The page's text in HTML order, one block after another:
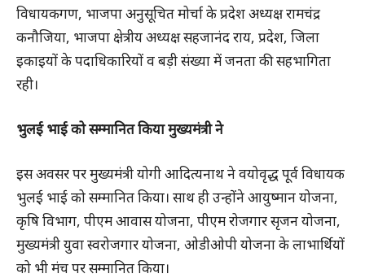
विधायकगण, भाजपा अनुसूचित मोर्चा के प्रदेश अध्यक्ष रामचंद्र
कनौजिया, भाजपा क्षेत्रीय अध्यक्ष सहजानंद राय, प्रदेश, जिला
इकाइयों के पदाधिकारियों व बड़ी संख्या में जनता की सहभागिता
रही।
भुलई भाई को सम्मानित किया मुख्यमंत्री ने
इस अवसर पर मुख्यमंत्री योगी आदित्यनाथ ने वयोवृद्ध पूर्व विधायक
भुलई भाई को सम्मानित किया। साथ ही उन्होंने आयुष्मान योजना,
कृषि विभाग, पीएम आवास योजना, पीएम रोजगार सृजन योजना,
मुख्यमंत्री युवा स्वरोजगार योजना, ओडीओपी योजना के लाभार्थियों
को भी मंच पर सम्मानित किया।